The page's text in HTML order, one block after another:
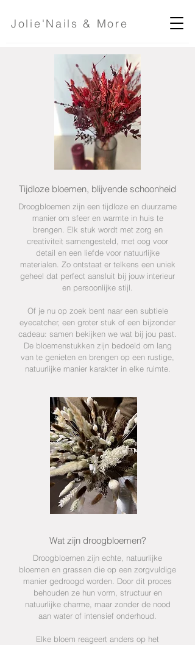
Jolie'Nails & More
Tijdloze bloemen, blijvende schoonheid
Droogbloemen zijn een tijdloze en duurzame
manier om sfeer en warmte in huis te
brengen. Elk stuk wordt met zorg en
creativiteit samengesteld, met oog voor
detail en een liefde voor natuurlijke
materialen. Zo ontstaat er telkens een uniek
geheel dat perfect aansluit bij jouw interieur
en persoonlijke stijl.
Of je nu op zoek bent naar een subtiele
eyecatcher, een groter stuk of een bijzonder
cadeau: samen bekijken we wat bij jou past.
De bloemenstukken zijn bedoeld om lang
van te genieten en brengen op een rustige,
natuurlijke manier karakter in elke ruimte.
Wat zijn droogbloemen?
Droogbloemen zijn echte, natuurlijke
bloemen en grassen die op een zorgvuldige
manier gedroogd worden. Door dit proces
behouden ze hun vorm, structuur en
natuurlijke charme, maar zonder de nood
aan water of intensief onderhoud.
Elke bloem reageert anders op het